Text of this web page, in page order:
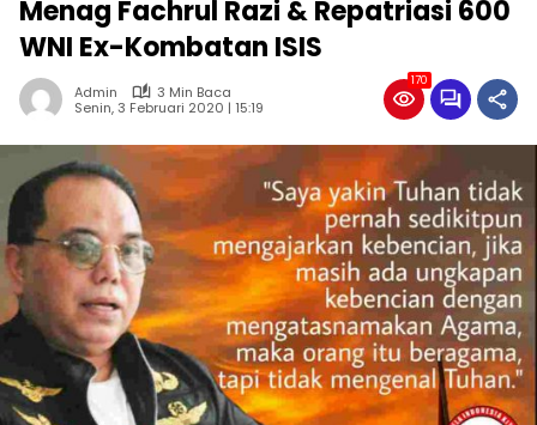
Menag Fachrul Razi & Repatriasi 600
WNI Ex-Kombatan ISIS
Admin
3 Min Baca
Senin, 3 Februari 2020 | 15:19
170